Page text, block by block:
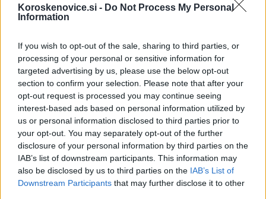
Koroskenovice.si - Do Not Process My Personal
Information
If you wish to opt-out of the sale, sharing to third parties, or
processing of your personal or sensitive information for
targeted advertising by us, please use the below opt-out
section to confirm your selection. Please note that after your
opt-out request is processed you may continue seeing
interest-based ads based on personal information utilized by
us or personal information disclosed to third parties prior to
your opt-out. You may separately opt-out of the further
disclosure of your personal information by third parties on the
IAB’s list of downstream participants. This information may
also be disclosed by us to third parties on the IAB’s List of
Downstream Participants that may further disclose it to other
KO RK Slovenj Gradec
odvzemov je 465 enot krvi, trenutno stanje je 181
enot.
Kri lahko daruje vsaka oseba:
ki jedobrega zdravja in počutja(tudi brez znakov
prehladnih obolenj),
med 18. in 65. letom starosti,
ki tehta več kot 50 kg oz. je njen volumen krvi,